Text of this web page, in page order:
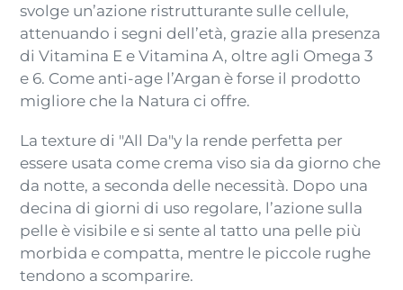
svolge un’azione ristrutturante sulle cellule,
attenuando i segni dell’età, grazie alla presenza
di Vitamina E e Vitamina A, oltre agli Omega 3
e 6. Come anti-age l’Argan è forse il prodotto
migliore che la Natura ci offre.
La texture di "All Da"y la rende perfetta per
essere usata come crema viso sia da giorno che
da notte, a seconda delle necessità. Dopo una
decina di giorni di uso regolare, l’azione sulla
pelle è visibile e si sente al tatto una pelle più
morbida e compatta, mentre le piccole rughe
tendono a scomparire.